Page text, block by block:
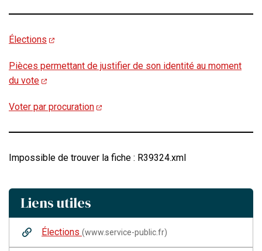
Élections
Pièces permettant de justifier de son identité au moment
du vote
Voter par procuration
Impossible de trouver la fiche : R39324.xml
Liens utiles
Élections (www.service-public.fr)